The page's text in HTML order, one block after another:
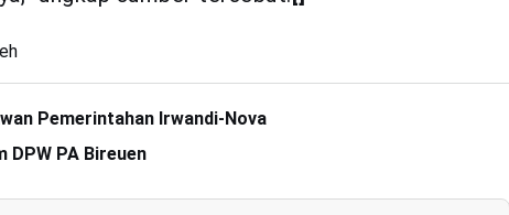
Pemerintahan Irwandi-Nova
PA Bireuen